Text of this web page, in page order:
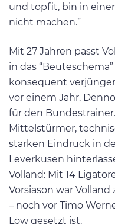
und topfit, bin in
nicht machen.”
Mit 27 Jahren passt
in das
konsequent
vor einem Jahr.
für den
Mittelstürmer,
starken Eindruck in
Leverkusen
Volland: Mit 14
Vorsiason war
– noch vor Timo
Löw gesetzt ist.